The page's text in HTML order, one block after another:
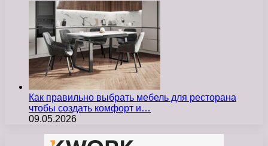
Как правильно выбрать мебель для ресторана
чтобы создать комфорт и…
09.05.2026